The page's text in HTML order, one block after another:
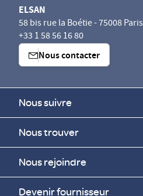
ELSAN
58 bis rue la Boétie - 75008 Paris
+33 1 58 56 16 80
Nous contacter
Nous suivre
Nous trouver
Nous rejoindre
Devenir fournisseur